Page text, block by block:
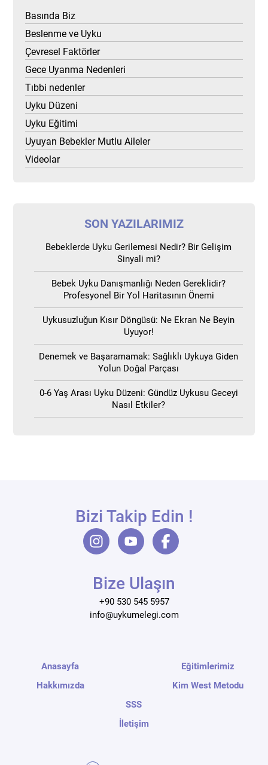
Basında Biz
Beslenme ve Uyku
Çevresel Faktörler
Gece Uyanma Nedenleri
Tıbbi nedenler
Uyku Düzeni
Uyku Eğitimi
Uyuyan Bebekler Mutlu Aileler
Videolar
SON YAZILARIMIZ
Bebeklerde Uyku Gerilemesi Nedir? Bir Gelişim
Sinyali mi?
Bebek Uyku Danışmanlığı Neden Gereklidir?
Profesyonel Bir Yol Haritasının Önemi
Uykusuzluğun Kısır Döngüsü: Ne Ekran Ne Beyin
Uyuyor!
Denemek ve Başaramamak: Sağlıklı Uykuya Giden
Yolun Doğal Parçası
0-6 Yaş Arası Uyku Düzeni: Gündüz Uykusu Geceyi
Nasıl Etkiler?
Bizi Takip Edin !
Bize Ulaşın
+90 530 545 5957
info@uykumelegi.com
Anasayfa
Hakkımızda
Eğitimlerimiz
Kim West Metodu
SSS
İletişim